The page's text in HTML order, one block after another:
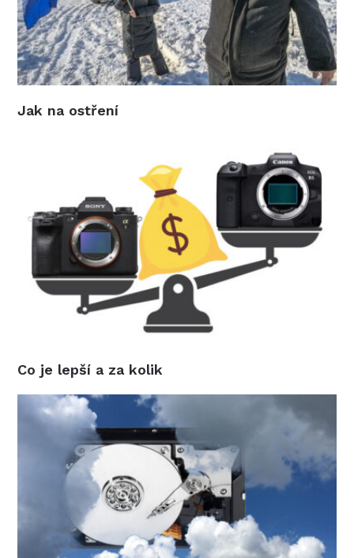
Jak na ostření
Co je lepší a za kolik